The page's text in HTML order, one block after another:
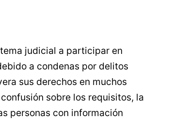
judicial a participar en
a condenas por delitos
sus derechos en muchos
sobre los requisitos, la
personas con información